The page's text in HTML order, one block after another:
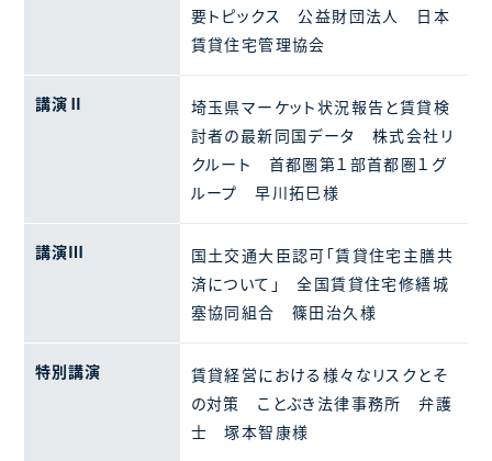
要トピックス 公益財団法人 日本
賃貸住宅管理協会
講演Ⅱ
埼玉県マーケット状況報告と賃貸検
討者の最新同国データ 株式会社リ
クルート 首都圏第１部首都圏１グ
ループ 早川拓巳様
講演Ⅲ
国土交通大臣認可「賃貸住宅主膳共
済について」 全国賃貸住宅修繕城
塞協同組合 篠田治久様
特別講演
賃貸経営における様々なリスクとそ
の対策 ことぶき法律事務所 弁護
士 塚本智康様